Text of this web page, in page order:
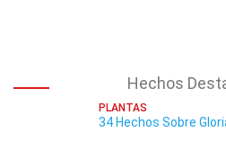
Hechos
PLANTAS
34 Hechos Sobre